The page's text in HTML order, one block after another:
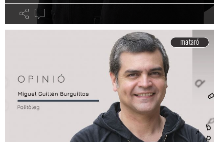
mataró